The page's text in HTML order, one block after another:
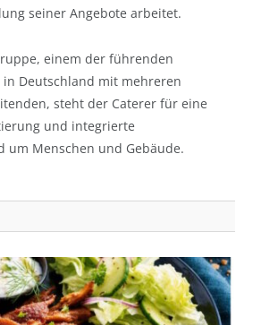
seiner Angebote arbeitet.
einem der führenden
Deutschland mit mehreren
steht der Caterer für eine
und integrierte
um Menschen und Gebäude.